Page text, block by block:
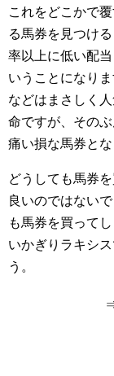
これをどこかで
る馬券を見つけ
率以上に低い配
いうことになり
などはまさしく
命ですが、その
痛い損な馬券とな
どうしても馬券
良いのではない
も馬券を買って
いかぎりラキシ
う。